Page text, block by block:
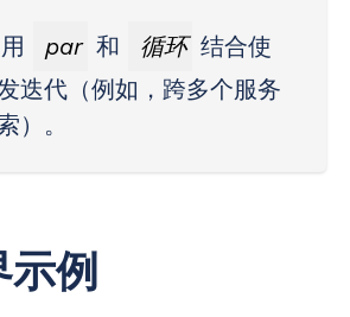
par 和 循环 结合使
迭代（例如，跨多个服务
）。
例